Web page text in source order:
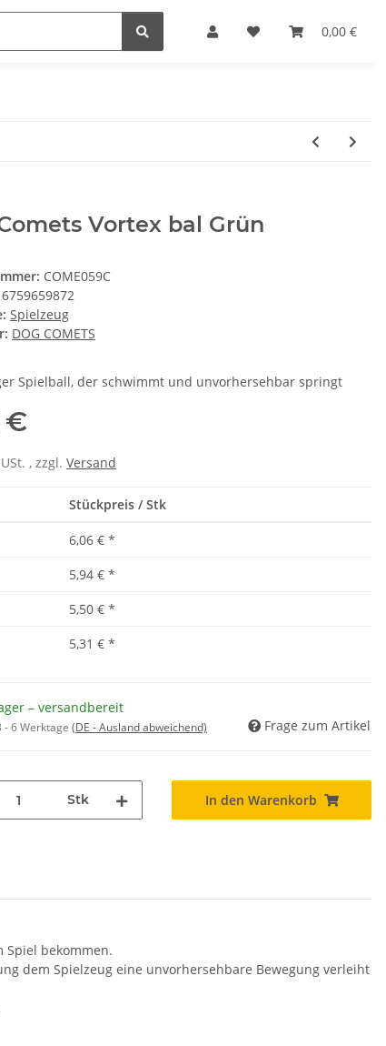
0,00 €
Vortex bal Grün
COME059C
Spielzeug
DOG COMETS
Spielball, der schwimmt und unvorhersehbar springt
€
, zzgl. Versand
Stückpreis / Stk
6,06 € *
5,94 € *
5,50 € *
5,31 € *
– versandbereit
- 6 Werktage (DE - Ausland abweichend) Frage zum Artikel
Stk In den Warenkorb
Spiel bekommen.
dem Spielzeug eine unvorhersehbare Bewegung verleiht